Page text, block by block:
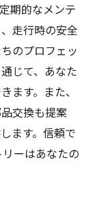
期的なメンテ
走行時の安全
のプロフェッ
じて、あなた
ます。また、
交換も提案
ます。信頼で
ーはあなたの